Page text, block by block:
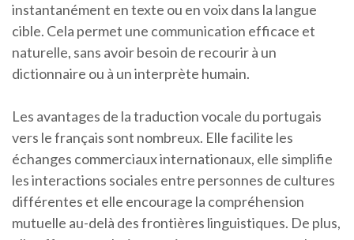
instantanément en texte ou en voix dans la langue
cible. Cela permet une communication efficace et
naturelle, sans avoir besoin de recourir à un
dictionnaire ou à un interprète humain.
Les avantages de la traduction vocale du portugais
vers le français sont nombreux. Elle facilite les
échanges commerciaux internationaux, elle simplifie
les interactions sociales entre personnes de cultures
différentes et elle encourage la compréhension
mutuelle au-delà des frontières linguistiques. De plus,